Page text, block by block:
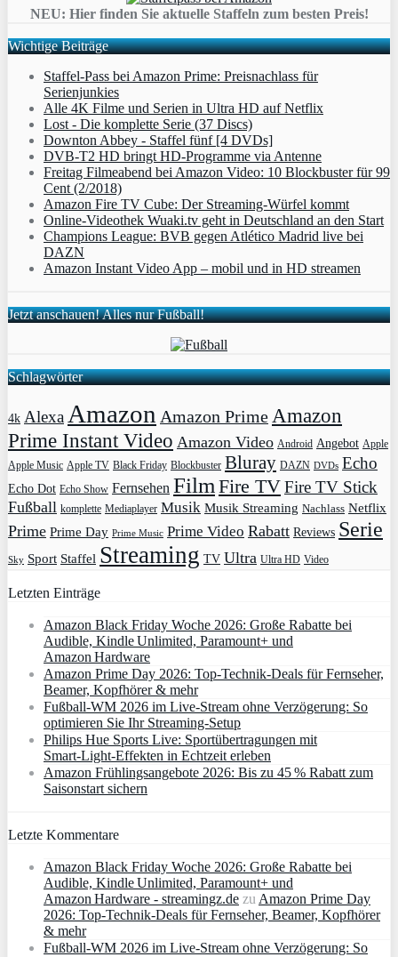
NEU: Hier finden Sie aktuelle Staffeln zum besten Preis!
Wichtige Beiträge
Staffel-Pass bei Amazon Prime: Preisnachlass für
Serienjunkies
Alle 4K Filme und Serien in Ultra HD auf Netflix
Lost - Die komplette Serie (37 Discs)
Downton Abbey - Staffel fünf [4 DVDs]
DVB-T2 HD bringt HD-Programme via Antenne
Freitag Filmeabend bei Amazon Video: 10 Blockbuster für 99
Cent (2/2018)
Amazon Fire TV Cube: Der Streaming-Würfel kommt
Online-Videothek Wuaki.tv geht in Deutschland an den Start
Champions League: BVB gegen Atlético Madrid live bei
DAZN
Amazon Instant Video App – mobil und in HD streamen
Jetzt anschauen! Alles nur Fußball!
Schlagwörter
4k Alexa Amazon Amazon PrimeAmazon
Prime Instant Video Amazon Video Android Angebot Apple
Apple Music Apple TV Black Friday Blockbuster Bluray DAZN DVDs Echo
Echo Dot Echo Show Fernsehen Film Fire TVFire TV Stick
Fußball komplette Mediaplayer Musik Musik Streaming Nachlass Netflix
Prime Prime Day Prime Music Prime Video Rabatt Reviews Serie
Sky Sport Staffel Streaming TV Ultra Ultra HD Video
Letzten Einträge
Amazon Black Friday Woche 2026: Große Rabatte bei
Audible, Kindle Unlimited, Paramount+ und
Amazon Hardware
Amazon Prime Day 2026: Top-Technik-Deals für Fernseher,
Beamer, Kopfhörer & mehr
Fußball-WM 2026 im Live-Stream ohne Verzögerung: So
optimieren Sie Ihr Streaming-Setup
Philips Hue Sports Live: Sportübertragungen mit
Smart‑Light‑Effekten in Echtzeit erleben
Amazon Frühlingsangebote 2026: Bis zu 45 % Rabatt zum
Saisonstart sichern
Letzte Kommentare
Amazon Black Friday Woche 2026: Große Rabatte bei
Audible, Kindle Unlimited, Paramount+ und
Amazon Hardware - streamingz.de zu Amazon Prime Day
2026: Top-Technik-Deals für Fernseher, Beamer, Kopfhörer
& mehr
Fußball-WM 2026 im Live-Stream ohne Verzögerung: So